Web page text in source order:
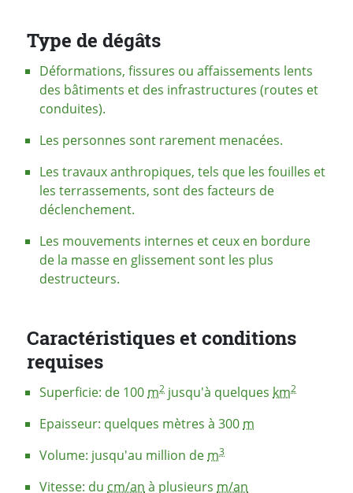
Type de dégâts
Déformations, fissures ou affaissements lents
des bâtiments et des infrastructures (routes et
conduites).
Les personnes sont rarement menacées.
Les travaux anthropiques, tels que les fouilles et
les terrassements, sont des facteurs de
déclenchement.
Les mouvements internes et ceux en bordure
de la masse en glissement sont les plus
destructeurs.
Caractéristiques et conditions
requises
Superficie: de 100 m2 jusqu'à quelques km2
Epaisseur: quelques mètres à 300 m
Volume: jusqu'au million de m3
Vitesse: du cm/an à plusieurs m/an